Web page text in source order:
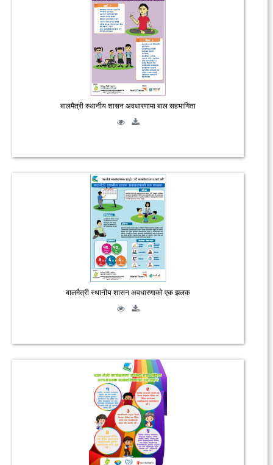
बालमैत्री स्थानीय शासन अवधारणामा बाल सहभागिता
बालमैत्री स्थानीय शासन अवधारणाको एक झलक